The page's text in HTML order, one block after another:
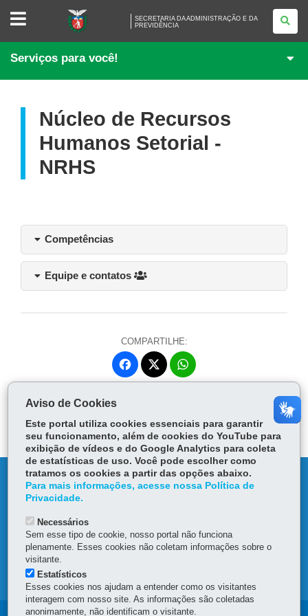
SECRETARIA
ADMINISTRAÇÃO
E
DA
PREVIDÊNCIA
SECRETARIA DA ADMINISTRAÇÃO E DA
PREVIDÊNCIA
Serviços para você!
Núcleo de Recursos
Humanos Setorial -
NRHS
Competências
Equipe e contatos
COMPARTILHE:
Fa
ce
er
ha
p
Voltar Baixar
MAPA DO SITE
DENUNCIE CORRUPÇÃO
TRANSPARÊNCIA INSTITUCIONAL
Aviso de Cookies
Este portal utiliza cookies essenciais para garantir
seu funcionamento, além de cookies do YouTube para
exibição de vídeos e do Google Analytics para coleta
de estatísticas de uso. Você pode escolher como
tratamos os cookies a partir das opções abaixo.
Para mais informações, acesse nossa Política de
Privacidade.
Necessários
Sem esse tipo de cookie, nosso portal não funciona
plenamente. Esses cookies não coletam informações sobre o
visitante.
Estatísticos
Esses cookies nos ajudam a entender como os visitantes
interagem com nosso site. As informações são coletadas
anonimamente, não identificam o visitante.